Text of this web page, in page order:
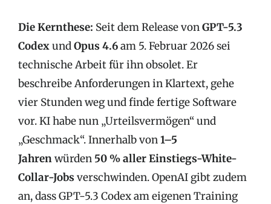
Die Kernthese: Seit dem Release vonGPT-5.3
CodexundOpus 4.6am 5. Februar 2026 sei
technische Arbeit für ihn obsolet. Er
beschreibe Anforderungen in Klartext, gehe
vier Stunden weg und finde fertige Software
vor. KI habe nun „Urteilsvermögen“ und
„Geschmack“. Innerhalb von1–5
Jahrenwürden 50 % aller Einstiegs-White-
Collar-Jobs verschwinden. OpenAI gibt zudem
an, dass GPT-5.3 Codex am eigenen Training